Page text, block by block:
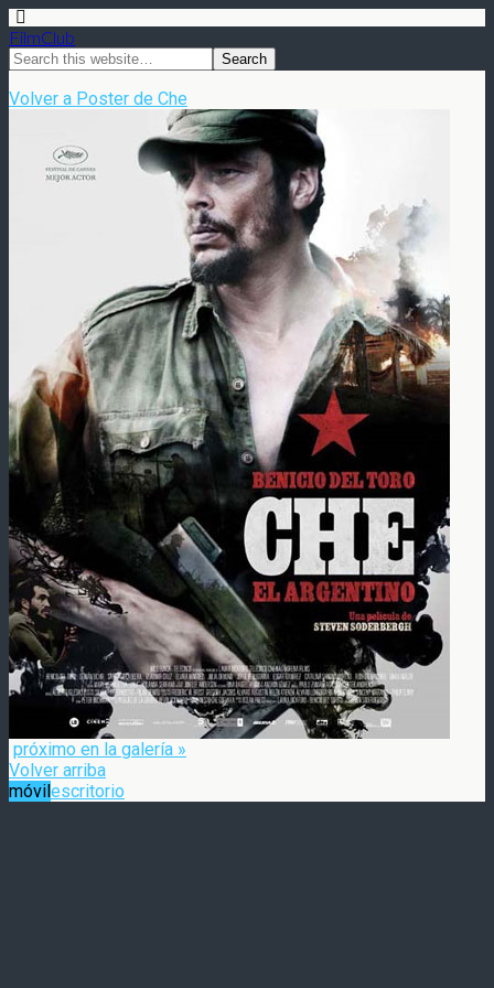
FilmClub
Volver a Poster de Che
próximo en la galería »
Volver arriba
móvilescritorio